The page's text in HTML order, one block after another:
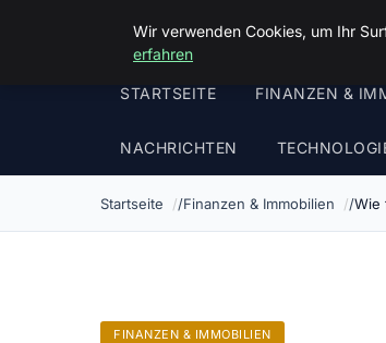
Luther In Bs
STARTSEITE FINANZEN &
NACHRICHTEN
Startseite Finanzen & Immobilien Wie
FINANZEN & IMMOBILIEN
Wir verwenden Cookies, um Ihr
erfahren